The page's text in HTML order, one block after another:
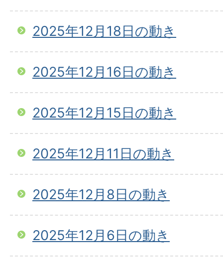
2025年12月18日の動き
2025年12月16日の動き
2025年12月15日の動き
2025年12月11日の動き
2025年12月8日の動き
2025年12月6日の動き